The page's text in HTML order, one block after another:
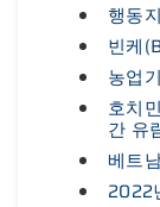
행동
빈케
농업
호치
간 유
베트
2022